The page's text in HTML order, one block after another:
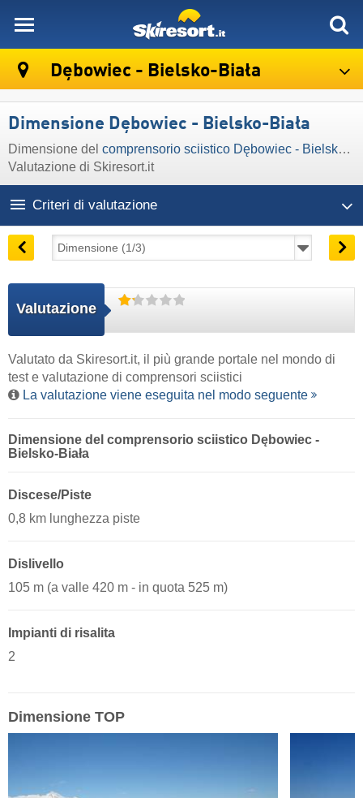
Dębowiec - Bielsko-Biała
Dimensione Dębowiec - Bielsko-Biała
Dimensione del comprensorio sciistico Dębowiec - Bielsko-Biała
Valutazione di Skiresort.it
Criteri di valutazione
Valutazione
Valutato da Skiresort.it, il più grande portale nel mondo di
test e valutazione di comprensori sciistici
La valutazione viene eseguita nel modo seguente
Dimensione del comprensorio sciistico Dębowiec -
Bielsko-Biała
Discese/Piste
0,8 km lunghezza piste
Dislivello
105 m (a valle 420 m - in quota 525 m)
Impianti di risalita
2
Dimensione TOP